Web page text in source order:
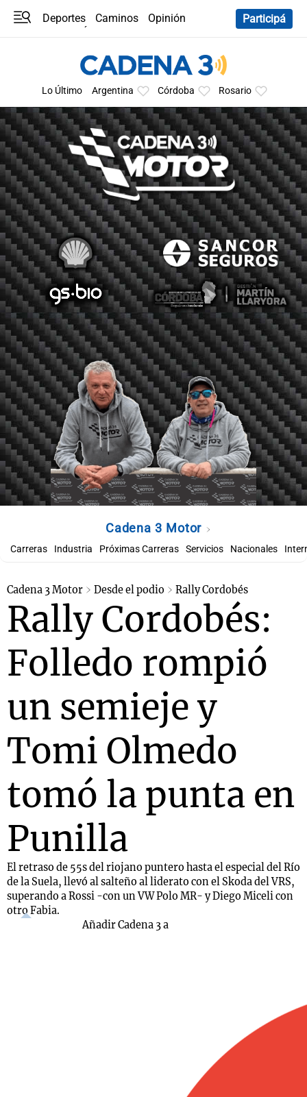
Deportes Caminos
Opinión
Participá
Lo Último Argentina Córdoba Rosario
Cadena 3 Motor
Carreras Industria Próximas Carreras Servicios Nacionales
Cadena 3 Motor Desde el podio Rally Cordobés
Rally Cordobés:
Folledo rompió
un semieje y
Tomi Olmedo
tomó la punta en
Punilla
El retraso de 55s del riojano puntero hasta el especial del Río
de la Suela, llevó al salteño al liderato con el Skoda del VRS,
superando a Rossi -con un VW Polo MR- y Diego Miceli con
otro Fabia.
Añadir Cadena 3 a
Mundial 2026
Notas
La Sole en
Cadena 3